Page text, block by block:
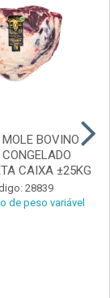
BOVINO
CAIXA ±25KG
28839
de peso variável